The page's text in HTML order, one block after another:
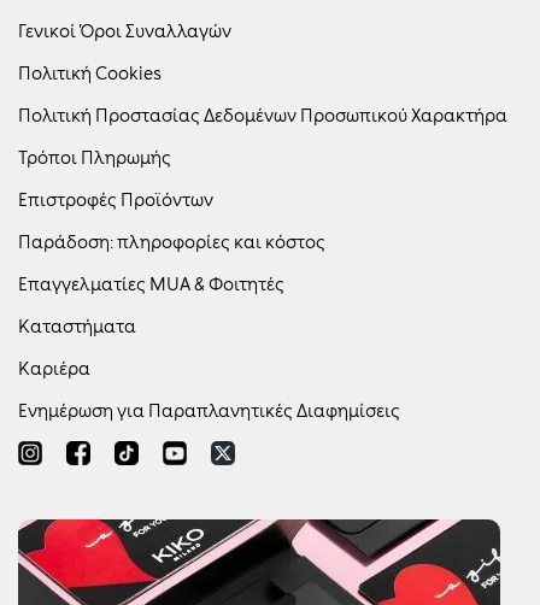
Γενικοί Όροι Συναλλαγών
Πολιτική Cookies
Πολιτική Προστασίας Δεδομένων Προσωπικού Χαρακτήρα
Τρόποι Πληρωμής
Επιστροφές Προϊόντων
Παράδοση: πληροφορίες και κόστος
Επαγγελματίες MUA & Φοιτητές
Καταστήματα
Καριέρα
Ενημέρωση για Παραπλανητικές Διαφημίσεις